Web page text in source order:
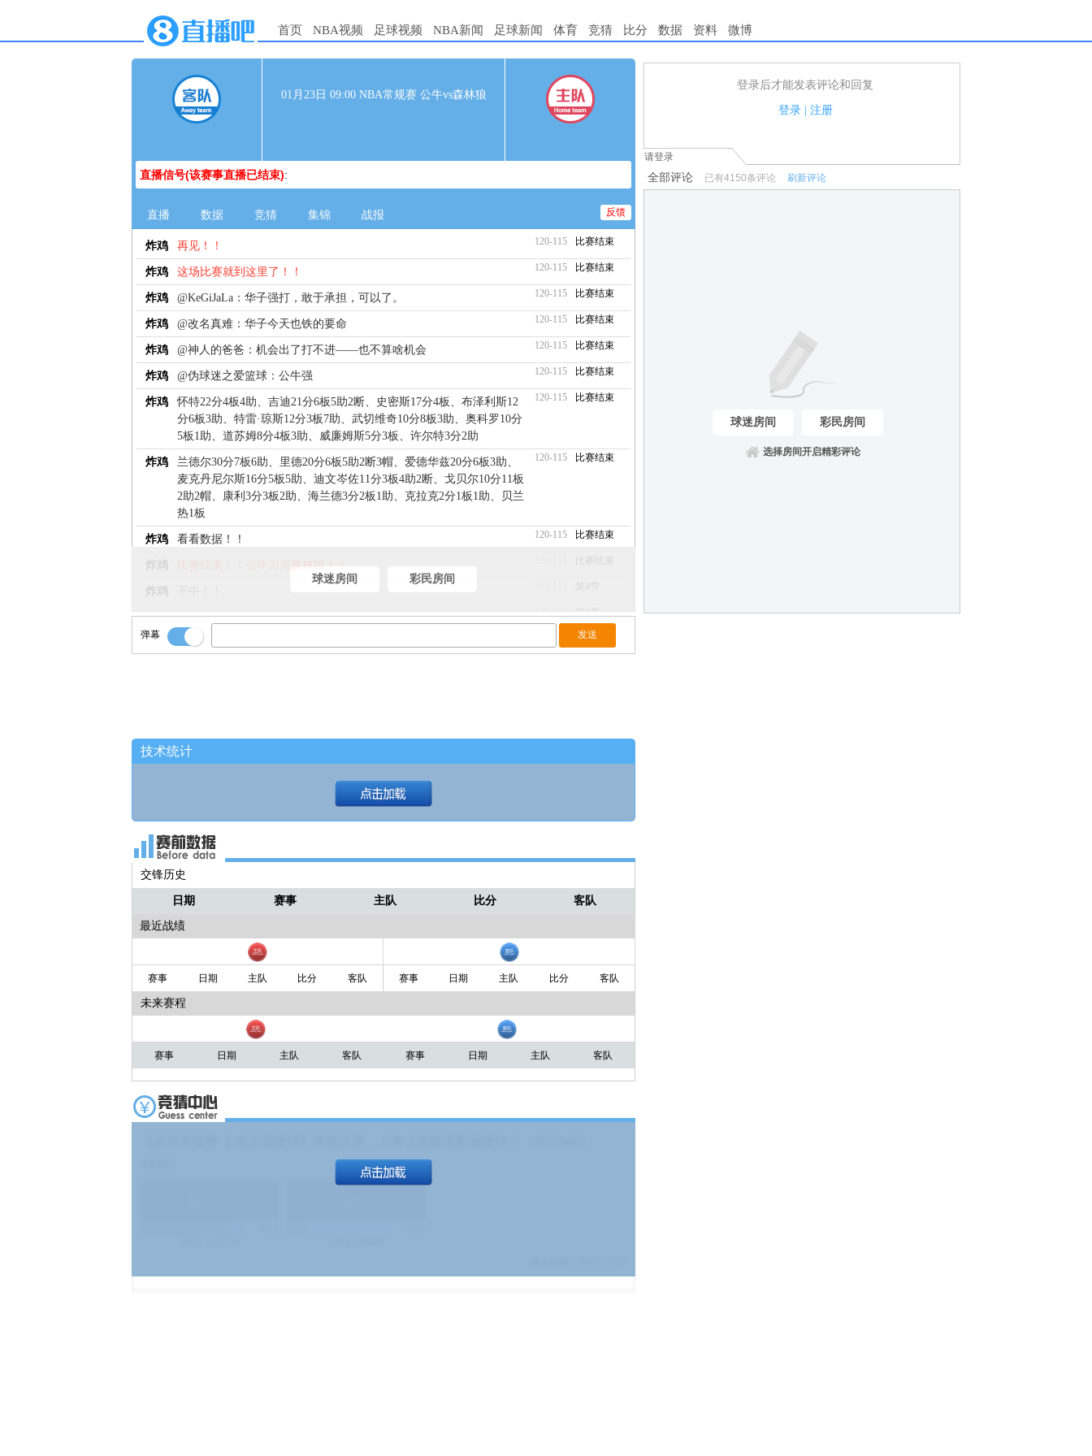
首页 NBA视频 足球视频 NBA新闻 足球新闻 体育 竞猜 比分 数据 资料 微博
01月23日 09:00 NBA常规赛 公牛vs森林狼
直播信号(该赛事直播已结束):
直播 数据 竞猜 集锦 战报 反馈
炸鸡 再见！！ 120-115 比赛结束
炸鸡 这场比赛就到这里了！！ 120-115 比赛结束
炸鸡 @KeGiJaLa：华子强打，敢于承担，可以了。 120-115 比赛结束
炸鸡 @改名真难：华子今天也铁的要命 120-115 比赛结束
炸鸡 @神人的爸爸：机会出了打不进——也不算啥机会 120-115 比赛结束
炸鸡 @伪球迷之爱篮球：公牛强 120-115 比赛结束
炸鸡
怀特22分4板4助、吉迪21分6板5助2断、史密斯17分4板、布泽利斯12
分6板3助、特雷·琼斯12分3板7助、武切维奇10分8板3助、奥科罗10分
5板1助、道苏姆8分4板3助、威廉姆斯5分3板、许尔特3分2助
120-115 比赛结束
炸鸡
兰德尔30分7板6助、里德20分6板5助2断3帽、爱德华兹20分6板3助、
麦克丹尼尔斯16分5板5助、迪文岑佐11分3板4助2断、戈贝尔10分11板
2助2帽、康利3分3板2助、海兰德3分2板1助、克拉克2分1板1助、贝兰
热1板
120-115 比赛结束
炸鸡 看看数据！！ 120-115 比赛结束
炸鸡 比赛结束！！公牛力克森林狼！！
炸鸡 第4节
炸鸡 放投三分！！ 120-115 第4节
球迷房间 彩民房间
弹幕
技术统计
交锋历史
日期 赛事 主队 比分 客队
最近战绩
赛事 日期 主队 比分 客队 赛事 日期 主队 比分 客队
未来赛程
赛事 日期 主队 客队 赛事 日期 主队 客队
登录后才能发表评论和回复
登录| 注册
1.电脑端新用户可以发表评论了！
请登录
全部评论 已有4150条评论 刷新评论
球迷房间 彩民房间
选择房间开启精彩评论